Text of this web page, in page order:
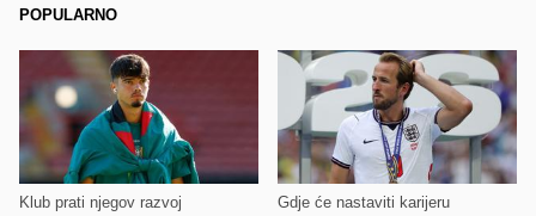
POPULARNO
Klub prati njegov razvoj Gdje će nastaviti karijeru